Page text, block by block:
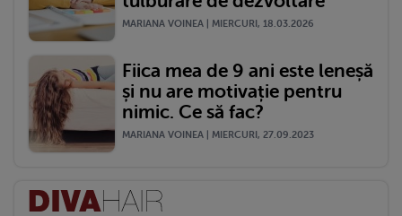
MARIANA VOINEA | MIERCURI, 18.03.2026
Fiica mea de 9 ani este leneșă
și nu are motivație pentru
nimic. Ce să fac?
MARIANA VOINEA | MIERCURI, 27.09.2023